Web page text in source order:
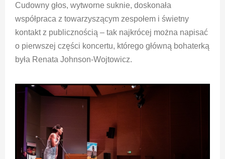
Cudowny głos, wytworne suknie, doskonała
współpraca z towarzyszącym zespołem i świetny
kontakt z publicznością – tak najkrócej można napisać
o pierwszej części koncertu, którego główną bohaterką
była Renata Johnson-Wojtowicz.